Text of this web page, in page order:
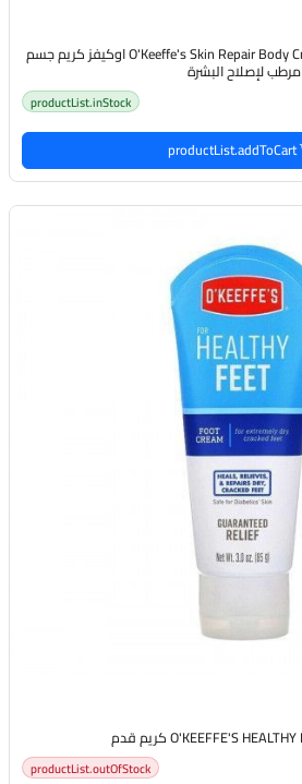
O'Keeffe's Skin Repair Body Cream guaranteed relief 198g اوكيفز كريم جسم
مرطب لإصلاح البشرة
productList.inStock
productList.addToCart
productList.outOfStock